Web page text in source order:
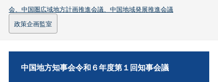
会、中国圏広域地方計画推進会議、中国地域発展推進会議
政策企画監室
中国地方知事会令和６年度第１回知事会議